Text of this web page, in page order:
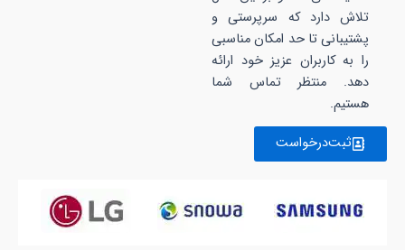
تلاش دارد که سرپرستی و
پشتیبانی تا حد امکان مناسبی
را به کاربران عزیز خود ارائه
دهد. منتظر تماس شما
هستیم.
ثبت‌درخواست